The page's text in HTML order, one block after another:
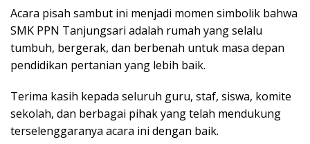
Acara pisah sambut ini menjadi momen simbolik bahwa
SMK PPN Tanjungsari adalah rumah yang selalu
tumbuh, bergerak, dan berbenah untuk masa depan
pendidikan pertanian yang lebih baik.
Terima kasih kepada seluruh guru, staf, siswa, komite
sekolah, dan berbagai pihak yang telah mendukung
terselenggaranya acara ini dengan baik.